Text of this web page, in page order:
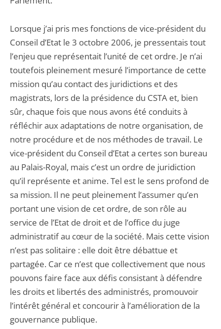
Lorsque j’ai pris mes fonctions de vice-président du
Conseil d’Etat le 3 octobre 2006, je pressentais tout
l’enjeu que représentait l’unité de cet ordre. Je n’ai
toutefois pleinement mesuré l’importance de cette
mission qu’au contact des juridictions et des
magistrats, lors de la présidence du CSTA et, bien
sûr, chaque fois que nous avons été conduits à
réfléchir aux adaptations de notre organisation, de
notre procédure et de nos méthodes de travail. Le
vice-président du Conseil d’Etat a certes son bureau
au Palais-Royal, mais c’est un ordre de juridiction
qu’il représente et anime. Tel est le sens profond de
sa mission. Il ne peut pleinement l’assumer qu’en
portant une vision de cet ordre, de son rôle au
service de l’Etat de droit et de l’office du juge
administratif au cœur de la société. Mais cette vision
n’est pas solitaire : elle doit être débattue et
partagée. Car ce n’est que collectivement que nous
pouvons faire face aux défis consistant à défendre
les droits et libertés des administrés, promouvoir
l’intérêt général et concourir à l’amélioration de la
gouvernance publique.